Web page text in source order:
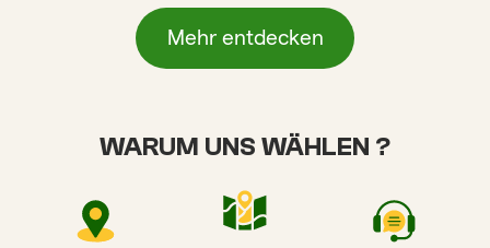
Mehr entdecken
WARUM UNS WÄHLEN ?